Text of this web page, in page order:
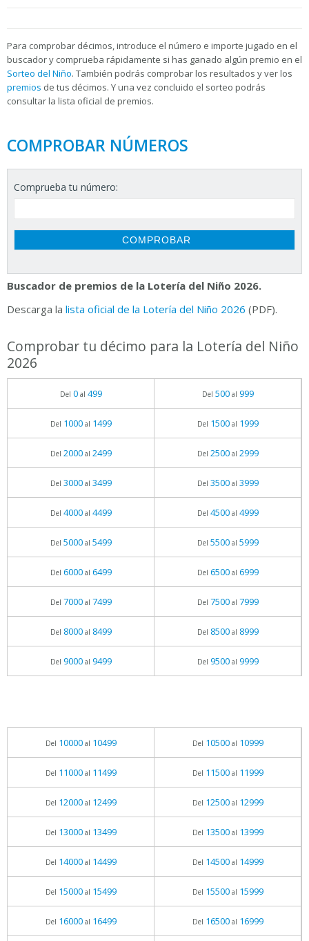
Para comprobar décimos, introduce el número e importe jugado en el
buscador y comprueba rápidamente si has ganado algún premio en el
Sorteo del Niño. También podrás comprobar los resultados y ver los
premios de tus décimos. Y una vez concluido el sorteo podrás
consultar la lista oficial de premios.
COMPROBAR NÚMEROS
Comprueba tu número:
Buscador de premios de la Lotería del Niño 2026.
Descarga la lista oficial de la Lotería del Niño 2026 (PDF).
Comprobar tu décimo para la Lotería del Niño
2026
Del 0al 499 Del 500al 999
Del 1000al 1499 Del 1500al 1999
Del 2000al 2499 Del 2500al 2999
Del 3000al 3499 Del 3500al 3999
Del 4000al 4499 Del 4500al 4999
Del 5000al 5499 Del 5500al 5999
Del 6000al 6499 Del 6500al 6999
Del 7000al 7499 Del 7500al 7999
Del 8000al 8499 Del 8500al 8999
Del 9000al 9499 Del 9500al 9999
Del 10000al 10499 Del 10500al 10999
Del 11000al 11499 Del 11500al 11999
Del 12000al 12499 Del 12500al 12999
Del 13000al 13499 Del 13500al 13999
Del 14000al 14499 Del 14500al 14999
Del 15000al 15499 Del 15500al 15999
Del 16000al 16499 Del 16500al 16999